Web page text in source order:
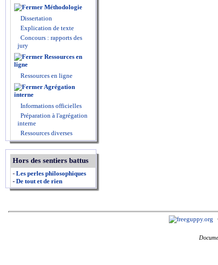
Méthodologie
Dissertation
Explication de texte
Concours : rapports des
jury
Ressources en
ligne
Ressources en ligne
Agrégation
interne
Informations officielles
Préparation à l'agrégation
interne
Ressources diverses
Hors des sentiers battus
- Les perles philosophiques
- De tout et de rien